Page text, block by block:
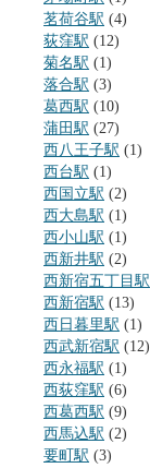
茗荷谷駅 (4)
荻窪駅 (12)
菊名駅 (1)
落合駅 (3)
葛西駅 (10)
蒲田駅 (27)
西八王子駅 (1)
西台駅 (1)
西国立駅 (2)
西大島駅 (1)
西小山駅 (1)
西新井駅 (2)
西新宿五丁目駅
西新宿駅 (13)
西日暮里駅 (1)
西武新宿駅 (12)
西永福駅 (1)
西荻窪駅 (6)
西葛西駅 (9)
西馬込駅 (2)
要町駅 (3)